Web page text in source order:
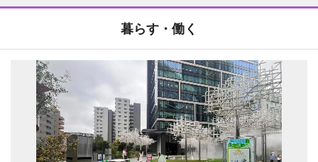
暮らす・働く